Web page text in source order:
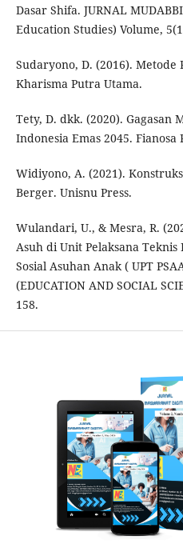
Dasar Shifa. JURNAL
Education Studies) Volume,
Sudaryono, D. (2016). Metode
Kharisma Putra Utama.
Tety, D. dkk. (2020). Gagasan
Indonesia Emas 2045. Fianosa
Widiyono, A. (2021).
Berger. Unisnu Press.
Wulandari, U., & Mesra, R.
Asuh di Unit Pelaksana
Sosial Asuhan Anak ( UPT
(EDUCATION AND SOCIAL
158.